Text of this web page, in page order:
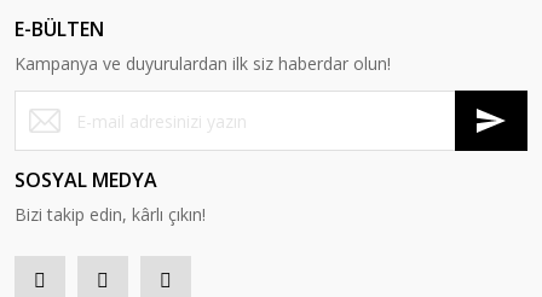
E-BÜLTEN
Kampanya ve duyurulardan ilk siz haberdar olun!
SOSYAL MEDYA
Bizi takip edin, kârlı çıkın!